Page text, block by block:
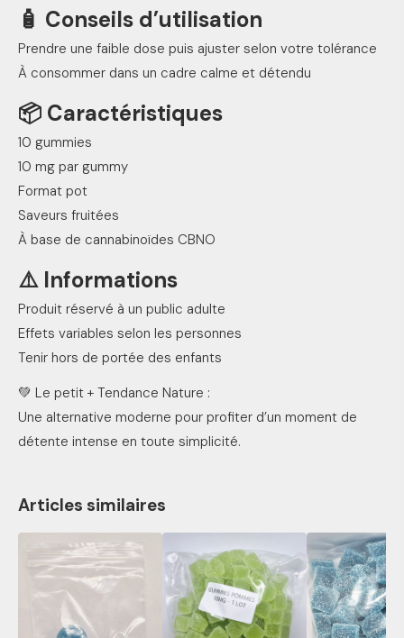
🧴 Conseils d’utilisation
Prendre une faible dose puis ajuster selon votre tolérance
À consommer dans un cadre calme et détendu
📦 Caractéristiques
10 gummies
10 mg par gummy
Format pot
Saveurs fruitées
À base de cannabinoïdes CBNO
⚠️ Informations
Produit réservé à un public adulte
Effets variables selon les personnes
Tenir hors de portée des enfants
💚 Le petit + Tendance Nature :
Une alternative moderne pour profiter d’un moment de
détente intense en toute simplicité.
Articles similaires